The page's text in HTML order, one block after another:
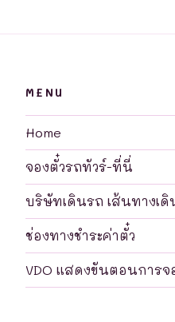
MENU
Home
จองตั๋วรถทัวร์-ที่นี่
บริษัทเดินรถ เส้นทางเดิ
ช่องทางชำระค่าตั๋ว
VDO แสดงขันตอนการจ